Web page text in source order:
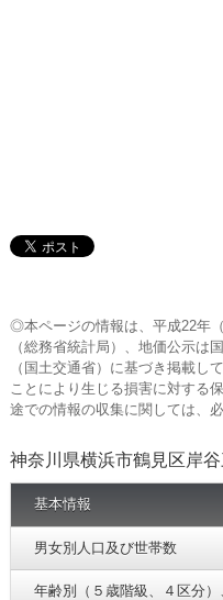
◎本ページの情報は、平成22年
（総務省統計局）、地価公示は
（国土交通省）に基づき掲載し
ことにより生じる損害に対する
途での情報の収集に関しては、
神奈川県横浜市鶴見区岸谷
基本情報
男女別人口及び世帯数
年齢別（５歳階級、４区分）